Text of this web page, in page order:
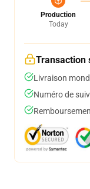
Production
Today
Transaction
Livraison
Numéro de